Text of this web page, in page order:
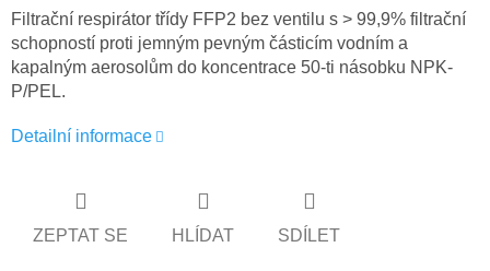
Filtrační respirátor třídy FFP2 bez ventilu s > 99,9% filtrační
schopností proti jemným pevným částicím vodním a
kapalným aerosolům do koncentrace 50-ti násobku NPK-
P/PEL.
Detailní informace
ZEPTAT SE HLÍDAT SDÍLET